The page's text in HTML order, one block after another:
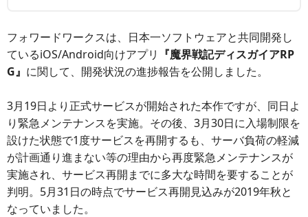
フォワードワークスは、日本一ソフトウェアと共同開発し
ているiOS/Android向けアプリ 『魔界戦記ディスガイアRP
G』 に関して、開発状況の進捗報告を公開しました。
3月19日より正式サービスが開始された本作ですが、同日よ
り緊急メンテナンスを実施。その後、3月30日に入場制限を
設けた状態で1度サービスを再開するも、サーバ負荷の軽減
が計画通り進まない等の理由から再度緊急メンテナンスが
実施され、サービス再開までに多大な時間を要することが
判明。5月31日の時点でサービス再開見込みが2019年秋と
なっていました。